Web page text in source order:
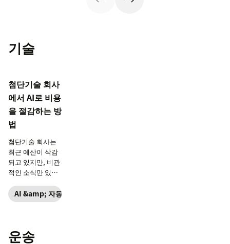
기술
첨단기술 회사
에서 AI로 비용
을 절감하는 방
법
첨단기술 회사는
최근 예산이 삭감
되고 있지만, 비관
적인 소식만 있는
가 고객 서비스 비
용을 절감하고 고
이 되는지 알아보
AI &amp; 자동화
운송